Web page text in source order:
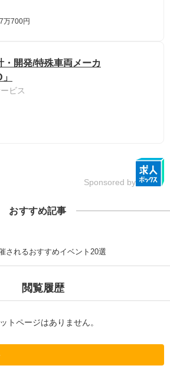
万700円
・開発/特殊車両メーカ
ビス
Sponsored by
おすすめ記事
されるおすすめイベント20選
閲覧履歴
トページはありません。